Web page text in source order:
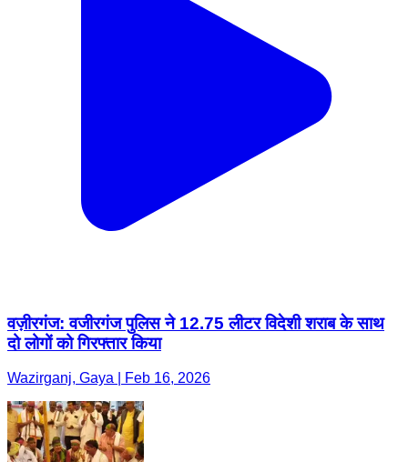
वज़ीरगंज: वजीरगंज पुलिस ने 12.75 लीटर विदेशी शराब के साथ
दो लोगों को गिरफ्तार किया
Wazirganj, Gaya | Feb 16, 2026